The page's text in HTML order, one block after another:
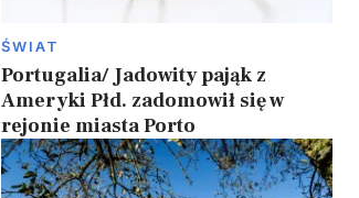
ŚWIAT
Portugalia/ Jadowity pająk z
Ameryki Płd. zadomowił się w
rejonie miasta Porto